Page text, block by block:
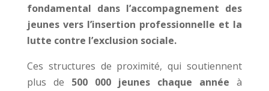
fondamental dans l’accompagnement des
jeunes vers l’insertion professionnelle et la
lutte contre l’exclusion sociale.
Ces structures de proximité, qui soutiennent
plus de 500 000 jeunes chaque année à